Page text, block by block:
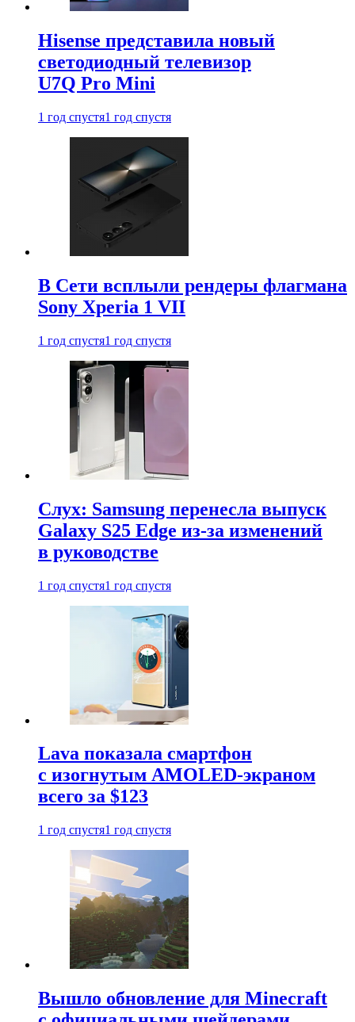
Hisense представила новый
светодиодный телевизор
U7Q Pro Mini
1 год спустя1 год спустя
В Сети всплыли рендеры флагмана
Sony Xperia 1 VII
1 год спустя1 год спустя
Слух: Samsung перенесла выпуск
Galaxy S25 Edge из-за изменений
в руководстве
1 год спустя1 год спустя
Lava показала смартфон
с изогнутым AMOLED-экраном
всего за $123
1 год спустя1 год спустя
Вышло обновление для Minecraft